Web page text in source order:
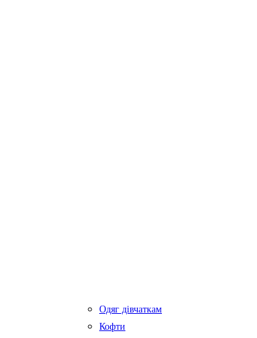
Одяг дівчаткам
Кофти